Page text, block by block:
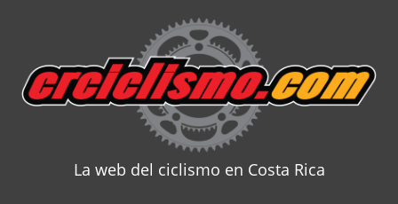
content
La web del ciclismo en Costa Rica